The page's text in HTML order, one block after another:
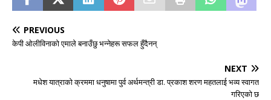
PREVIOUS
केपी ओलीविनाको एमाले बनाउँछु भन्नेहरू सफल हुँदैनन्
NEXT
मधेश यात्राको क्रममा धनुषामा पुर्व अर्थमन्त्री डा. प्रकाश शरण महतलाई भव्य स्वागत
गरिएको छ